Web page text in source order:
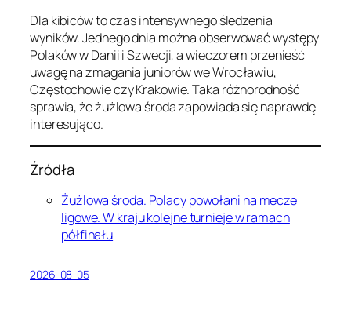
Dla kibiców to czas intensywnego śledzenia
wyników. Jednego dnia można obserwować występy
Polaków w Danii i Szwecji, a wieczorem przenieść
uwagę na zmagania juniorów we Wrocławiu,
Częstochowie czy Krakowie. Taka różnorodność
sprawia, że żużlowa środa zapowiada się naprawdę
interesująco.
Źródła
Żużlowa środa. Polacy powołani na mecze
ligowe. W kraju kolejne turnieje w ramach
półfinału
2026-08-05